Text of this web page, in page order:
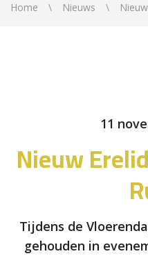
Home Nieuws
11
Nieuw
Tijdens de
gehouden in